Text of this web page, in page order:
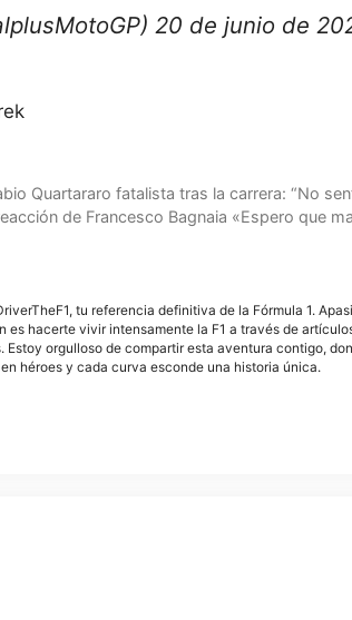
20 de junio de
Quartararo fatalista tras la carrera: “No
de Francesco Bagnaia «Espero que
tu referencia definitiva de la Fórmula 1.
es hacerte vivir intensamente la F1 a través de
orgulloso de compartir esta aventura contigo,
héroes y cada curva esconde una historia única.